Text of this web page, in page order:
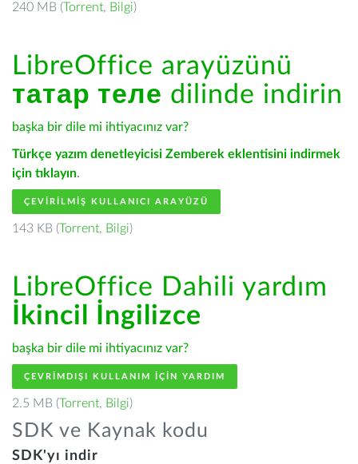
240 MB (Torrent, Bilgi)
LibreOffice arayüzünü
татар теле dilinde indirin
başka bir dile mi ihtiyacınız var?
Türkçe yazım denetleyicisi Zemberek eklentisini indirmek
için tıklayın.
ÇEVIRILMIŞ KULLANICI ARAYÜZÜ
143 KB (Torrent, Bilgi)
LibreOffice Dahili yardım
İkincil İngilizce
başka bir dile mi ihtiyacınız var?
ÇEVRIMDIŞI KULLANIM IÇIN YARDIM
2.5 MB (Torrent, Bilgi)
SDK ve Kaynak kodu
SDK'yı indir